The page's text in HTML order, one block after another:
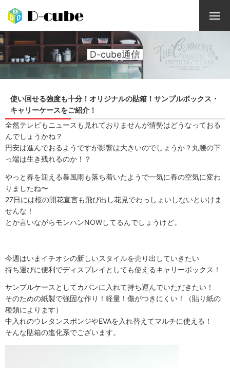
D-cube通信
使い回せる強度も十分！オリジナルの貼箱！サンプルボックス・
キャリーケースをご紹介！
全然テレビもニュースも見れておりませんが情勢はどうなっておる
んでしょうかね？
円安は進んでおるようですが影響は大きいのでしょうか？丸腰の下
っ端は生き残れるのか！？
やっと春を迎える暴風雨も落ち着いたようで一気に春の空気に変わ
りましたね〜
27日には桜の開花宣言も飛び出し花見でわっしょいしないといけま
せんな！
とか言いながらモンハンNOWしてるんでしょうけど。
今週はいまイチオシの新しいスタイルを売り出していきたい
持ち運びに便利でディスプレイとしても使えるキャリーボックス！
サンプルケースとしてカバンに入れて持ち運んでいただきたい！
そのための紙製で強固な作り！軽量！傷がつきにくい！（貼り紙の
種類によります）
中入れのウレタンスポンジやEVAを入れ替えてマルチに使える！
そんな貼箱の進化系でございます。